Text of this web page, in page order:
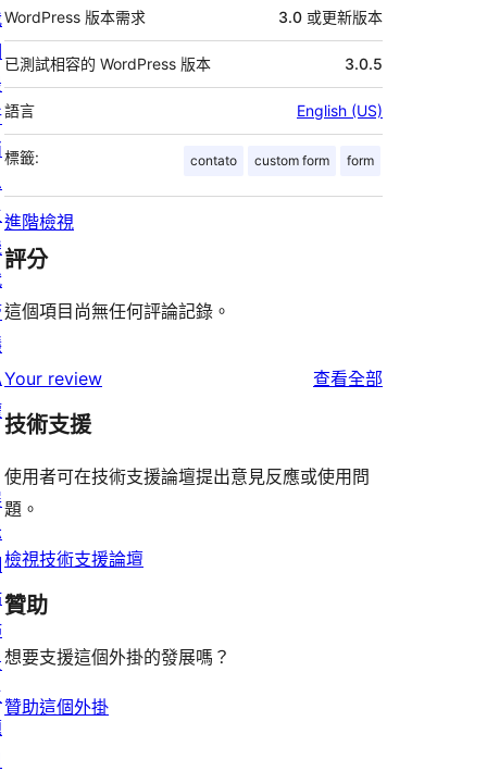
WordPress 版本需求 3.0 或更新版本
已測試相容的 WordPress 版本 3.0.5
語言 English (US)
標籤: contato custom form form
進階檢視
評分
這個項目尚無任何評論記錄。
Your review 查看全部
技術支援
使用者可在技術支援論壇提出意見反應或使用問
題。
檢視技術支援論壇
贊助
想要支援這個外掛的發展嗎？
贊助這個外掛